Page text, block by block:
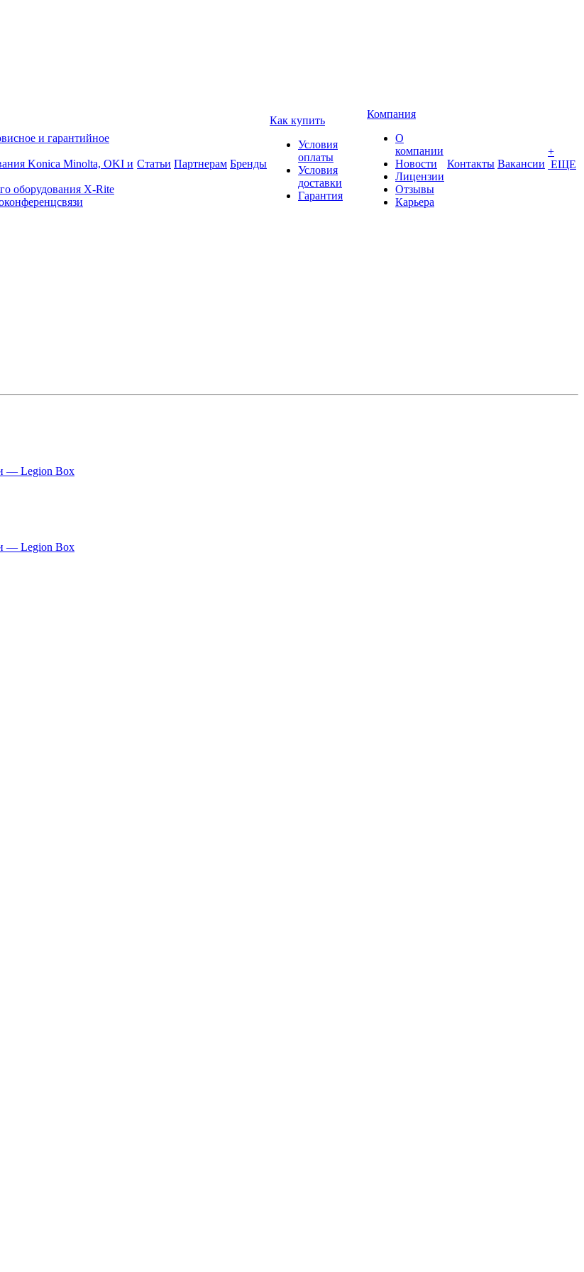
и гарантийное
Konica Minolta, OKI и
оборудования X-Rite
Статьи Партнерам Бренды
Как купить
Условия
оплаты
Условия
доставки
Гарантия
Компания
О
компании
Новости
Лицензии
Отзывы
Карьера
Контакты Вакансии
+
ЕЩЕ